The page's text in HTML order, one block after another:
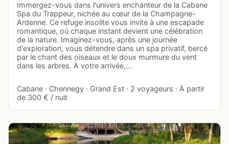
Immergez-vous dans l'univers enchanteur de la Cabane
Spa du Trappeur, nichée au cœur de la Champagne-
Ardenne. Ce refuge insolite vous invite à une escapade
romantique, où chaque instant devient une célébration
de la nature. Imaginez-vous, après une journée
d'exploration, vous détendre dans un spa privatif, bercé
par le chant des oiseaux et le doux murmure du vent
dans les arbres. À votre arrivée,…
Cabane · Chennegy · Grand Est · 2 voyageurs · À partir
de 300 € / nuit